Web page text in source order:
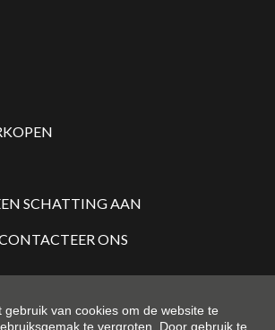
SCHATTING AAN
ONS
gebruik van cookies om de website te
te vergroten. Door gebruik te